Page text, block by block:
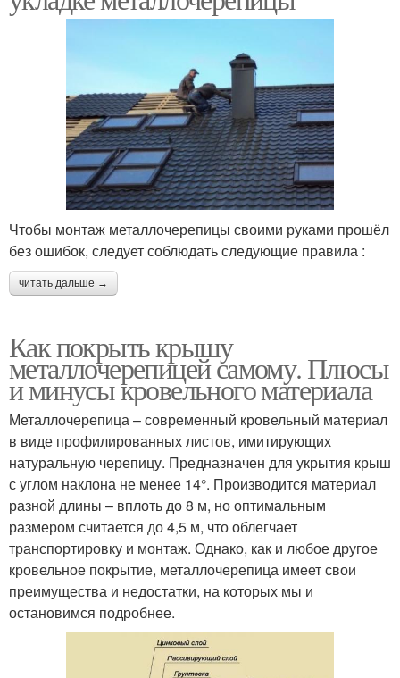
Чтобы монтаж металлочерепицы своими руками прошёл
без ошибок, следует соблюдать следующие правила :
читать дальше →
Как покрыть крышу
металлочерепицей самому. Плюсы
и минусы кровельного материала
Металлочерепица – современный кровельный материал
в виде профилированных листов, имитирующих
натуральную черепицу. Предназначен для укрытия крыш
с углом наклона не менее 14°. Производится материал
разной длины – вплоть до 8 м, но оптимальным
размером считается до 4,5 м, что облегчает
транспортировку и монтаж. Однако, как и любое другое
кровельное покрытие, металлочерепица имеет свои
преимущества и недостатки, на которых мы и
остановимся подробнее.